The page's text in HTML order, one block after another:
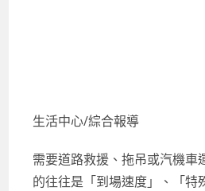
生活中心/綜合報導
需要道路救援、拖吊或汽機車
的往往是「到場速度」、「特